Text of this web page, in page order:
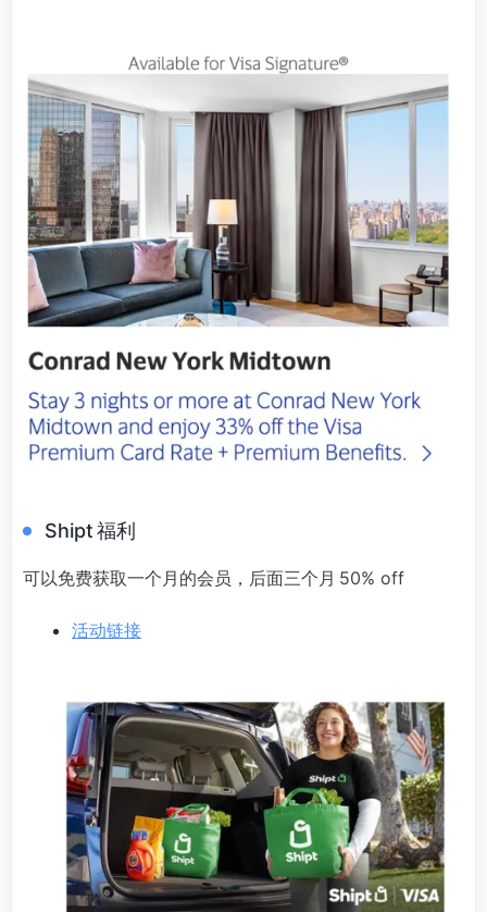
Shipt 福利
可以免费获取一个月的会员，后面三个月 50% off
活动链接